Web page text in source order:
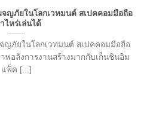
ญภัยในโลกเวทมนต์ สเปคคอมมือถือ
ไหร่เล่นได้
ญภัยในโลกเวทมนต์ สเปคคอมมือถือ
พอลังการงานสร้างมากกับเก็นชินอิม
แพ็ค [...]